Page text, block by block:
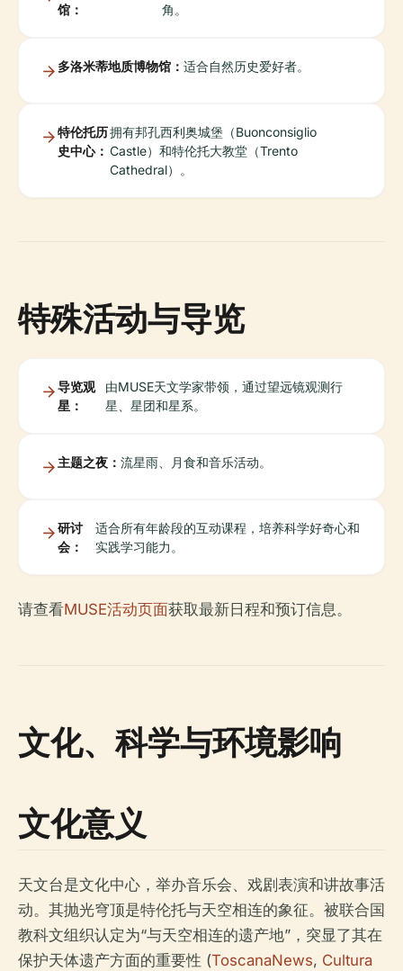
馆： 角。
多洛米蒂地质博物馆： 适合自然历史爱好者。
特伦托历
史中心：
拥有邦孔西利奥城堡（Buonconsiglio
Castle）和特伦托大教堂（Trento
Cathedral）。
特殊活动与导览
导览观
星：
由MUSE天文学家带领，通过望远镜观测行
星、星团和星系。
主题之夜： 流星雨、月食和音乐活动。
研讨
会：
适合所有年龄段的互动课程，培养科学好奇心和
实践学习能力。
请查看MUSE活动页面获取最新日程和预订信息。
文化、科学与环境影响
文化意义
天文台是文化中心，举办音乐会、戏剧表演和讲故事活
动。其抛光穹顶是特伦托与天空相连的象征。被联合国
教科文组织认定为“与天空相连的遗产地”，突显了其在
保护天体遗产方面的重要性 (ToscanaNews, Cultura